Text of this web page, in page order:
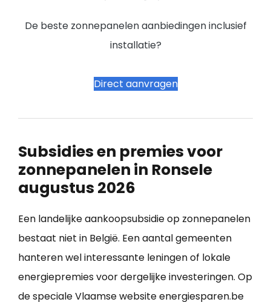
De beste zonnepanelen aanbiedingen inclusief
installatie?
Direct aanvragen
Subsidies en premies voor
zonnepanelen in Ronsele
augustus 2026
Een landelijke aankoopsubsidie op zonnepanelen
bestaat niet in België. Een aantal gemeenten
hanteren wel interessante leningen of lokale
energiepremies voor dergelijke investeringen. Op
de speciale Vlaamse website energiesparen.be